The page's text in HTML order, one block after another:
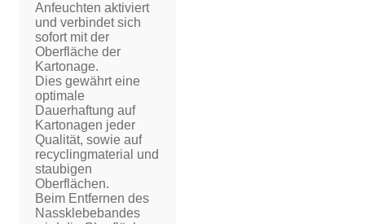
Anfeuchten aktiviert
und verbindet sich
sofort mit der
Oberfläche der
Kartonage.
Dies gewährt eine
optimale
Dauerhaftung auf
Kartonagen jeder
Qualität, sowie auf
recyclingmaterial und
staubigen
Oberflächen.
Beim Entfernen des
Nassklebebandes